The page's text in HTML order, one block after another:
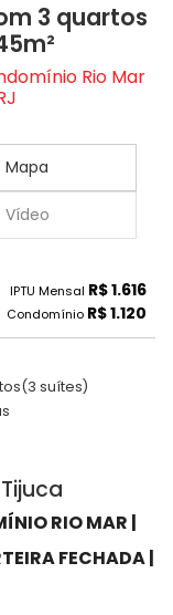
3 quartos
Rio Mar
Mapa
Vídeo
IPTU Mensal R$ 1.616
Condomínio R$ 1.120
(3 suítes)
RIO MAR |
FECHADA |